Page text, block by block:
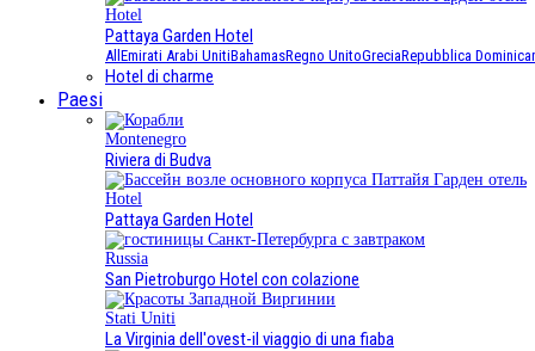
Hotel
Pattaya Garden Hotel
All Emirati Arabi UnitiBahamasRegno UnitoGreciaRepubblica
Hotel di charme
Paesi
Montenegro
Riviera di Budva
Hotel
Pattaya Garden Hotel
Russia
San Pietroburgo Hotel con colazione
Stati Uniti
La Virginia dell'ovest-il viaggio di una fiaba